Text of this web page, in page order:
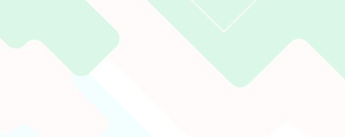
佈景版本：
neilchjh2023
適用瀏覽器：Edge、Google、Firefox、Vivaldi、Opera